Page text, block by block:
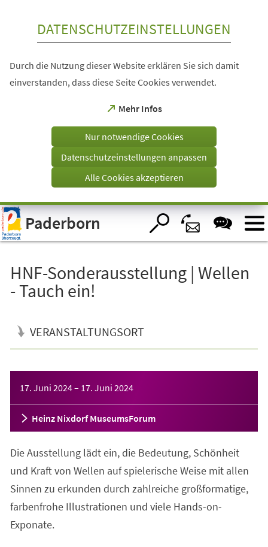
Visuelle
Assistenzsoftware
öffnen.
DATENSCHUTZEINSTELLUNGEN
Durch die Nutzung dieser Website erklären Sie sich damit
einverstanden, dass diese Seite Cookies verwendet.
Mehr Infos
(Öffnet
einem
Tab)
Nur notwendige Cookies
Datenschutzeinstellungen anpassen
Alle Cookies akzeptieren
Paderborn
HNF-Sonderausstellung | Wellen
- Tauch ein!
VERANSTALTUNGSORT
17. Juni 2024– 17. Juni 2024
Heinz Nixdorf MuseumsForum
Die Ausstellung lädt ein, die Bedeutung, Schönheit
und Kraft von Wellen auf spielerische Weise mit allen
Sinnen zu erkunden durch zahlreiche großformatige,
farbenfrohe Illustrationen und viele Hands-on-
Exponate.